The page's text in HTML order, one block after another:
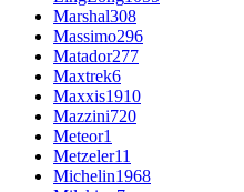
Marshal308
Massimo296
Matador277
Maxtrek6
Maxxis1910
Mazzini720
Meteor1
Metzeler11
Michelin1968